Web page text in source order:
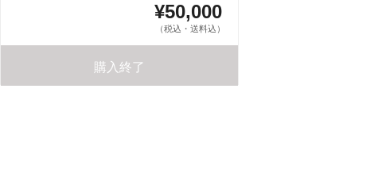
¥50,000
（税込・送料込）
購入終了